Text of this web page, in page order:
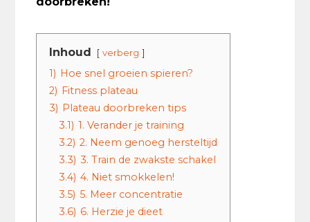
Inhoud verberg
1) Hoe snel groeien spieren?
2) Fitness plateau
3) Plateau doorbreken tips
3.1) 1. Verander je training
3.2) 2. Neem genoeg hersteltijd
3.3) 3. Train de zwakste schakel
3.4) 4. Niet smokkelen!
3.5) 5. Meer concentratie
3.6) 6. Herzie je dieet